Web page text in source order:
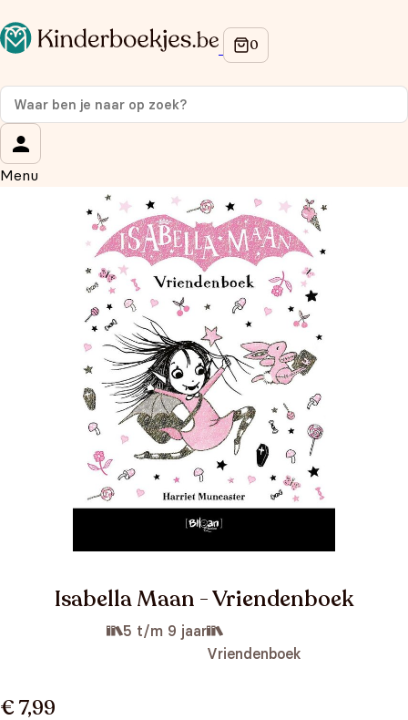
Menu
Isabella Maan - Vriendenboek
5 t/m 9 jaar
Vriendenboek
€ 7,99
Op de hoogte blijven van onze acties?
Meld je aan voor onze nieuwsbrief en ontvang
korting
Wat is je voornaam?
Wat is je e-mailadres?*
Aanmelden
We gebruiken je gegevens om contact op te nemen, in
overeenstemming met onsprivacybeleid.